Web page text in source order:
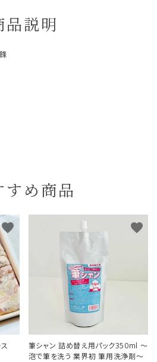
品説明
すめ商品
favorite
筆シャン 詰め替え用パック350ml ～
泡で筆を洗う 業界初 筆用洗浄剤～
favorite